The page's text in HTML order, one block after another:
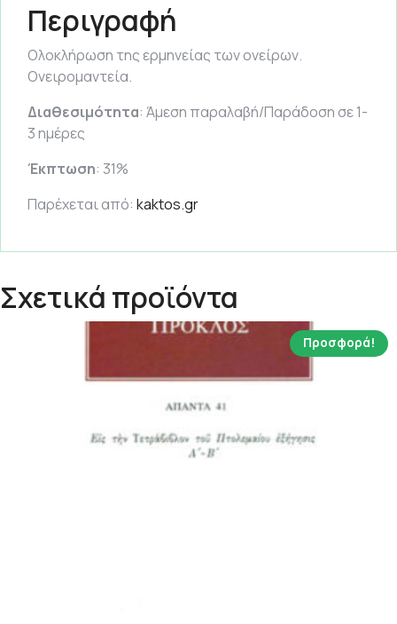
Περιγραφή
Ολοκλήρωση της ερμηνείας των ονείρων.
Ονειρομαντεία.
Διαθεσιμότητα: Άμεση παραλαβή/Παράδοση σε 1-
3 ημέρες
Έκπτωση: 31%
Παρέχεται από: kaktos.gr
Σχετικά προϊόντα
Προσφορά!